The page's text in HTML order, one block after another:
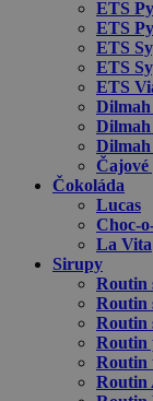
ETS
ETS
ETS
ETS
ETS
Dilmah
Dilmah
Čajové
Čokoláda
Lucas
Choc-
La Vita
Sirupy
Routin
Routin
Routin
Routin
Routin
Routin